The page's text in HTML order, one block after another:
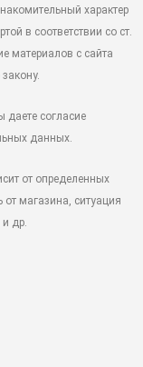
характер
в соответствии со ст.
материалов с сайта
согласие
данных.
от определенных
от магазина, ситуация
др.